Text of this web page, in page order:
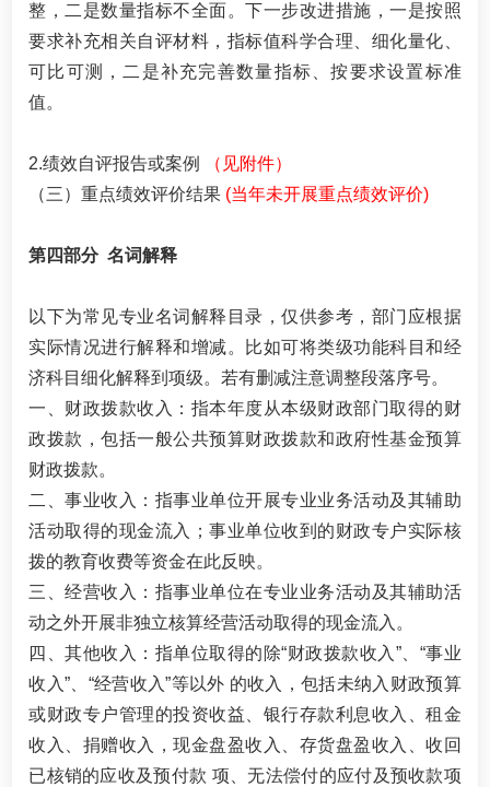
整，二是数量指标不全面。下一步改进措施，一是按照
要求补充相关自评材料，指标值科学合理、细化量化、
可比可测，二是补充完善数量指标、按要求设置标准
值。
2.绩效自评报告或案例
（见附件）
（三）重点绩效评价结果 (当年未开展重点绩效评价)
第四部分 名词解释
以下为常见专业名词解释目录，仅供参考，部门应根据
实际情况进行解释和增减。比如可将类级功能科目和经
济科目细化解释到项级。若有删减注意调整段落序号。
一、财政拨款收入：指本年度从本级财政部门取得的财
政拨款，包括一般公共预算财政拨款和政府性基金预算
财政拨款。
二、事业收入：指事业单位开展专业业务活动及其辅助
活动取得的现金流入；事业单位收到的财政专户实际核
拨的教育收费等资金在此反映。
三、经营收入：指事业单位在专业业务活动及其辅助活
动之外开展非独立核算经营活动取得的现金流入。
四、其他收入：指单位取得的除“财政拨款收入”、“事业
收入”、“经营收入”等以外 的收入，包括未纳入财政预算
或财政专户管理的投资收益、银行存款利息收入、租金
收入、捐赠收入，现金盘盈收入、存货盘盈收入、收回
已核销的应收及预付款 项、无法偿付的应付及预收款项